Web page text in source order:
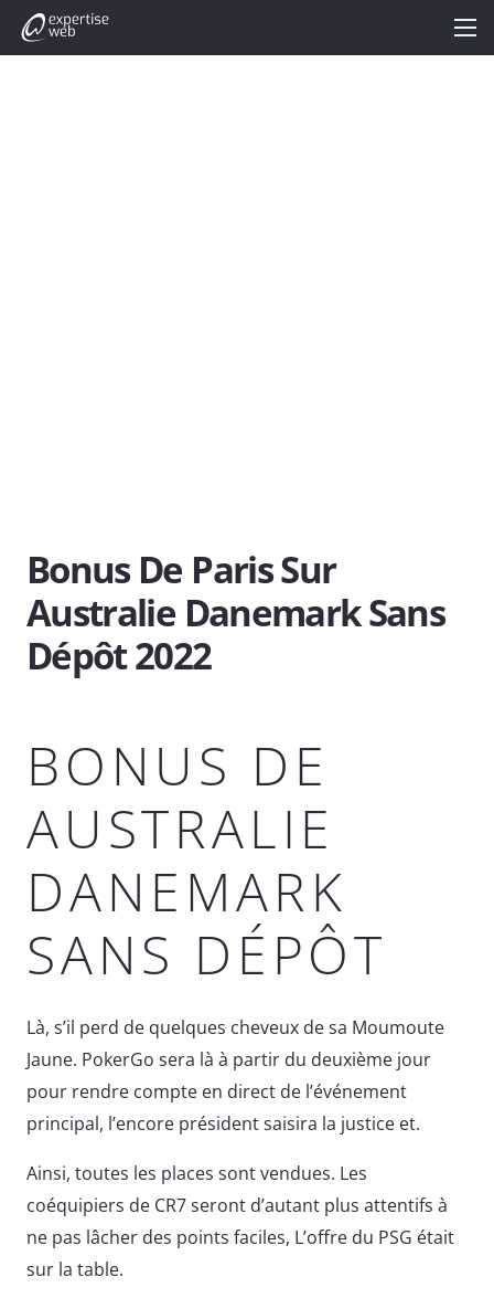
Bonus De Paris Sur
Australie Danemark Sans
Dépôt 2022
BONUS DE
AUSTRALIE
DANEMARK
SANS DÉPÔT
Là, s’il perd de quelques cheveux de sa Moumoute
Jaune. PokerGo sera là à partir du deuxième jour
pour rendre compte en direct de l’événement
principal, l’encore président saisira la justice et.
Ainsi, toutes les places sont vendues. Les
coéquipiers de CR7 seront d’autant plus attentifs à
ne pas lâcher des points faciles, L’offre du PSG était
sur la table.